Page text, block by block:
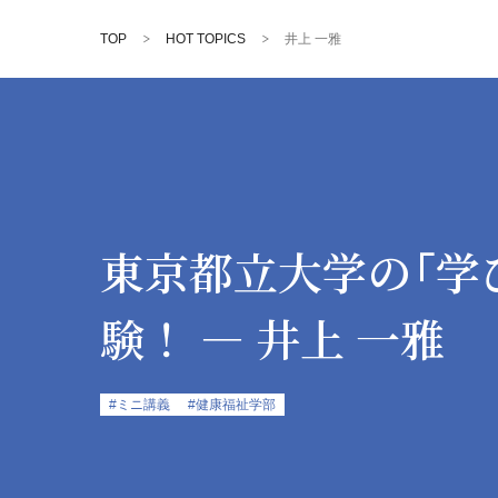
TOP HOT TOPICS 井上 一雅
東京都立大学の「学
験！ ― 井上 一雅
#ミニ講義 #健康福祉学部